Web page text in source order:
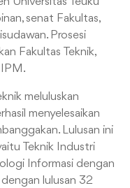
senat Fakultas,
Prosesi
Fakultas Teknik,
IPM.
meluluskan
menyelesaikan
Lulusan ini
Teknik Industri
Informasi dengan
dengan lulusan 32